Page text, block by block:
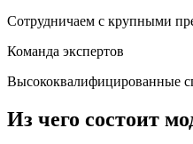
Сотрудничаем с крупными
Команда экспертов
Высококвалифицированные
Из чего состоит